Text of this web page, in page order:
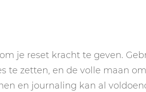
je reset kracht te geven.
te zetten, en de volle maan
en journaling kan al